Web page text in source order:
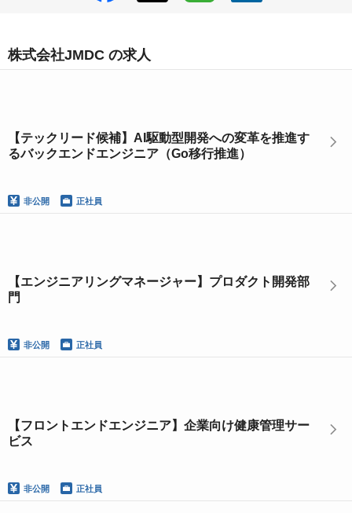
株式会社JMDC の求人
【テックリード候補】AI駆動型開発への変革を推進す
るバックエンドエンジニア（Go移行推進）
非公開 正社員
【エンジニアリングマネージャー】プロダクト開発部
門
非公開 正社員
【フロントエンドエンジニア】企業向け健康管理サー
ビス
非公開 正社員